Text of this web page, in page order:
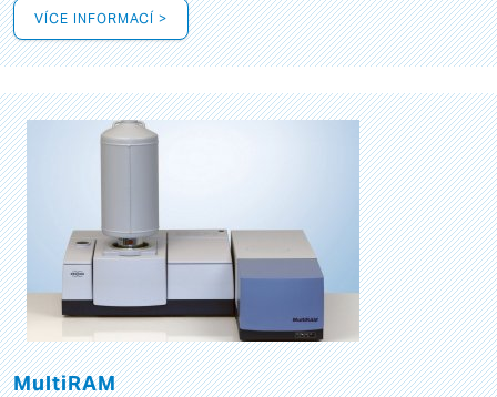
VÍCE INFORMACÍ >
MultiRAM